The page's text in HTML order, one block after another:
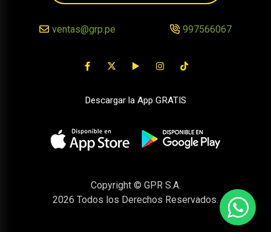
ventas@grp.pe 997566067
Descargar la App GRATIS
Copyright © GPR S.A.
2026 Todos los Derechos Reservados.